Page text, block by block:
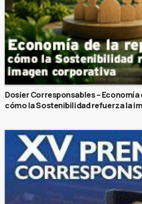
Dosier Corresponsables –
cómo la Sostenibilidad refuerza la